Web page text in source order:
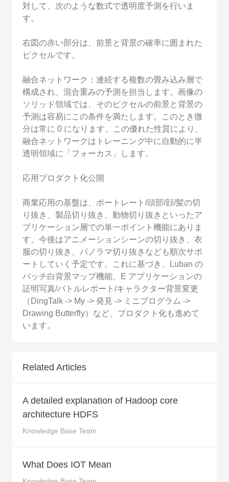
対して、次のような数式で透明度予測を行いま
す。
右図の赤い部分は、前景と背景の確率に囲まれた
ピクセルです。
融合ネットワーク：連続する複数の畳み込み層で
構成され、混合重みの予測を担当します。画像の
ソリッド領域では、そのピクセルの前景と背景の
予測は容易にこの条件を満たします。このとき微
分は常に 0 になります。この優れた性質により、
融合ネットワークはトレーニング中に自動的に半
透明領域に「フォーカス」します。
応用プロダクト化公開
商業応用の基盤は、ポートレート/頭部/顔/髪の切
り抜き、製品切り抜き、動物切り抜きといったア
プリケーション層での単一ポイント機能にありま
す。今後はアニメーションシーンの切り抜き、衣
服の切り抜き、パノラマ切り抜きなども順次サポ
ートしていく予定です。これに基づき、Luban の
バッチ白背景マップ機能、E アプリケーションの
証明写真/バトルレポート/キャラクター背景変更
（DingTalk -> My -> 発見 -> ミニプログラム ->
Drawing Butterfly）など、プロダクト化も進めて
います。
Related Articles
A detailed explanation of Hadoop core
architecture HDFS
Knowledge Base Team
What Does IOT Mean